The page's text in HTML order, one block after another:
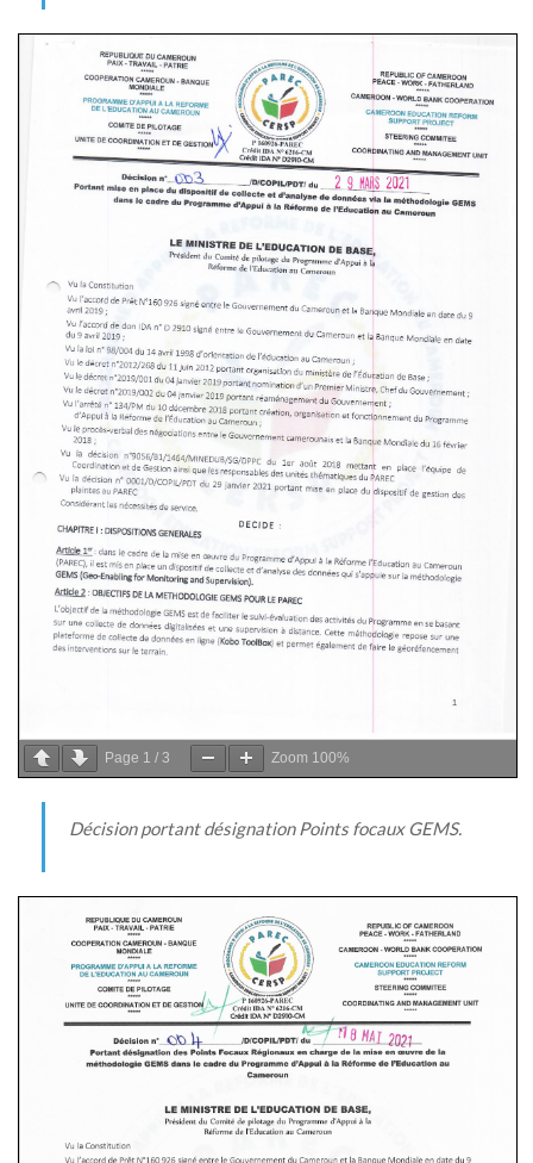
Page 1 / 3 Zoom 100%
Décision portant désignation Points focaux GEMS.